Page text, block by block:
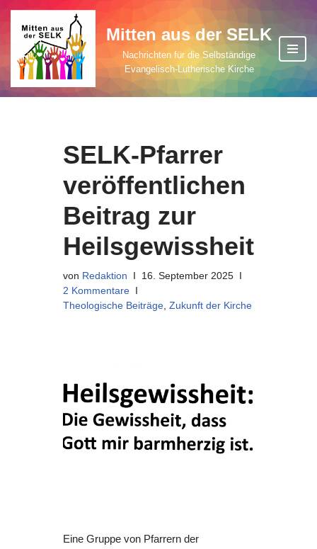
Zum
Inhalt
springen
Mitten aus der SELK
Nachrichten für die Selbständige
Evangelisch-Lutherische Kirche
SELK-Pfarrer
veröffentlichen
Beitrag zur
Heilsgewissheit
von Redaktion
16. September 2025
2 Kommentare
Theologische Beiträge, Zukunft der Kirche
Eine Gruppe von Pfarrern der